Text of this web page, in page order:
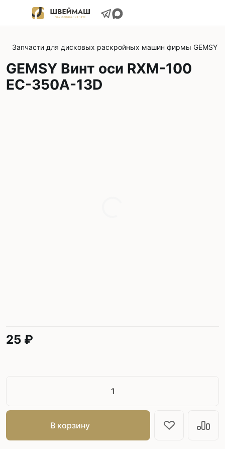
Запчасти для дисковых раскройных машин фирмы GEMSY
GEMSY Винт оси RXM-100
EC-350A-13D
25 ₽
В корзину